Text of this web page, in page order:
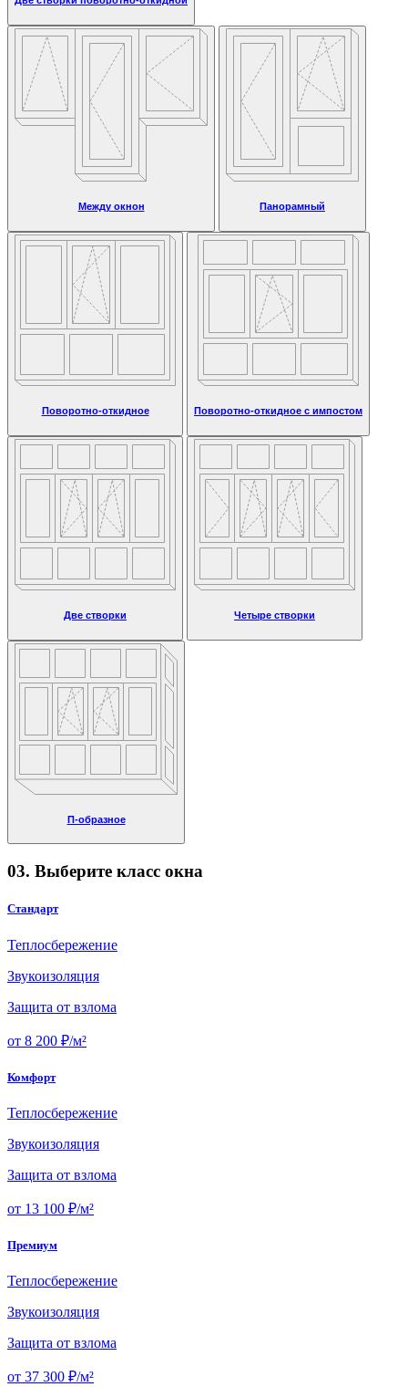
Между окнон Панорамный
Поворотно-откидное Поворотно-откидное с импостом
Две створки Четыре створки
П-образное
03. Выберите класс окна
Стандарт
Теплосбережение
Звукоизоляция
Защита от взлома
от 8 200 ₽/м²
Комфорт
Теплосбережение
Звукоизоляция
Защита от взлома
от 13 100 ₽/м²
Премиум
Теплосбережение
Звукоизоляция
Защита от взлома
от 37 300 ₽/м²